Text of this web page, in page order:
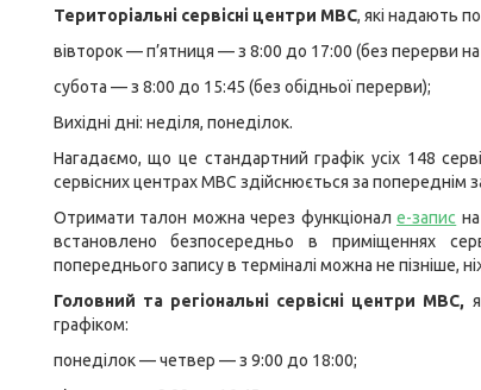
Територіальні сервісні центри МВС, які надають
вівторок — п’ятниця — з 8:00 до 17:00 (без перерви на
субота — з 8:00 до 15:45 (без обідньої перерви);
Вихідні дні: неділя, понеділок.
Нагадаємо, що це стандартний графік усіх 148
сервісних центрах МВС здійснюється за попереднім
Отримати талон можна через функціонале-запис
встановлено безпосередньо в приміщеннях
попереднього запису в терміналі можна не пізніше,
Головний та регіональні сервісні центри МВС,
графіком:
понеділок — четвер — з 9:00 до 18:00;